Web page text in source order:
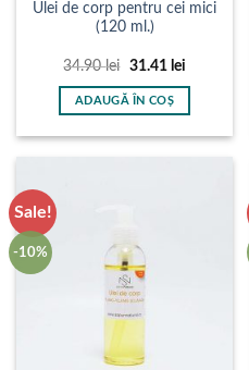
Ulei de corp pentru cei mici
(120 ml.)
34.90lei
Prețul
a
fost:
31.41 leiPrețul
este:
ADAUGĂ ÎN COȘ
Sale!
-10%